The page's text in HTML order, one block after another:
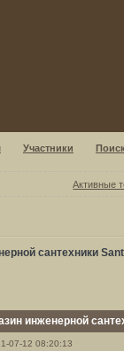
Участники
Активные
сантехники
инженерной
07-12 08:20:13